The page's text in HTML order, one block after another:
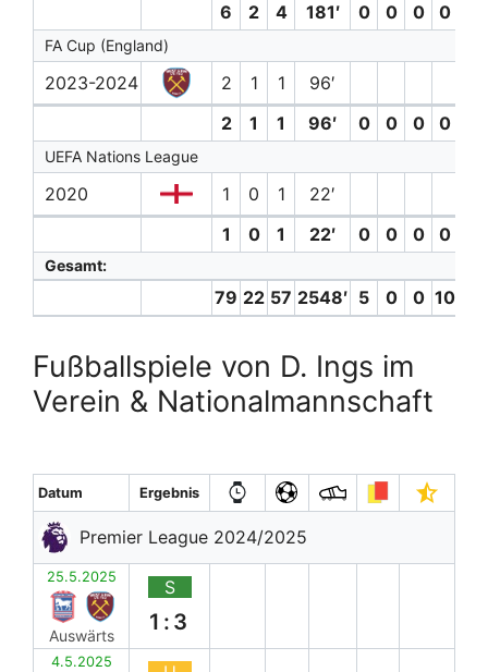
6
2 4 181′ 0 0 0 0 (0)
FA Cup (England)
2023-2024 2 1 1
96′
2
1 1 96′ 0 0 0 0 (0)
UEFA Nations League
2020 1 0 1
22′
1
0 1 22′ 0 0 0 0 (0)
Gesamt:
79 22 57 2548′ 5 0 0 10 (2)
Fußballspiele von D. Ings im
Verein & Nationalmannschaft
Datum Ergebnis
Premier League 2024/2025
25.5.2025
Auswärts
S
1:3
4.5.2025